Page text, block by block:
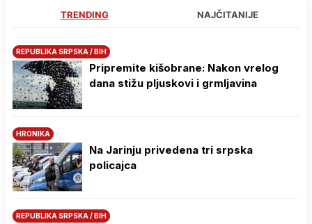
TRENDING NAJČITANIJE
REPUBLIKA SRPSKA / BIH
Pripremite kišobrane: Nakon vrelog
dana stižu pljuskovi i grmljavina
HRONIKA
Na Јarinju privedena tri srpska
policajca
REPUBLIKA SRPSKA / BIH